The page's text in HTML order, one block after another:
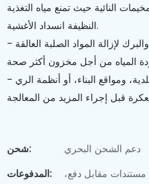
النائية حيث تمنع مياه التغذية
النظيفة انسداد الأغشية.
- إدارة تربية الأحياء المائية، والمفرخات، والبرك لإزالة المواد الصلبة العالقة
- خطوط المعالجة الأولية الصناعية والبلدية، ومواقع البناء، أو أنظمة الري
شحن:
دعم الشحن البحري
المدفوعات:
مقابل دفع،